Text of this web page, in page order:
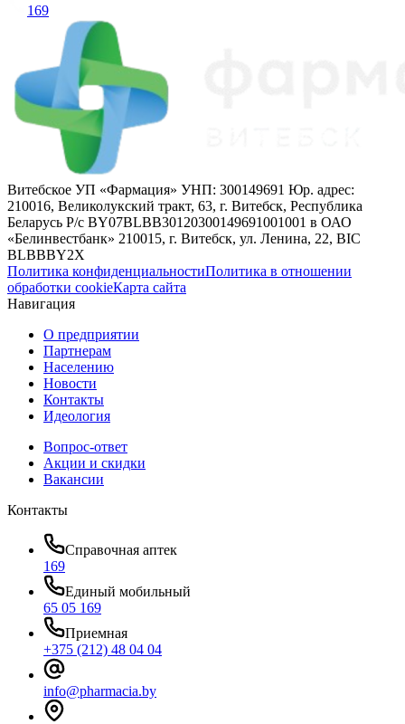
169
Витебское УП «Фармация» УНП: 300149691 Юр. адрес:
210016, Великолукский тракт, 63, г. Витебск, Республика
Беларусь Р/с BY07BLBB30120300149691001001 в ОАО
«Белинвестбанк» 210015, г. Витебск, ул. Ленина, 22, BIC
BLBBBY2X
Политика конфиденциальностиПолитика в отношении
обработки cookieКарта сайта
Навигация
О предприятии
Партнерам
Населению
Новости
Контакты
Идеология
Вопрос-ответ
Акции и скидки
Вакансии
Контакты
Справочная аптек
169
Единый мобильный
65 05 169
Приемная
+375 (212) 48 04 04
info@pharmacia.by